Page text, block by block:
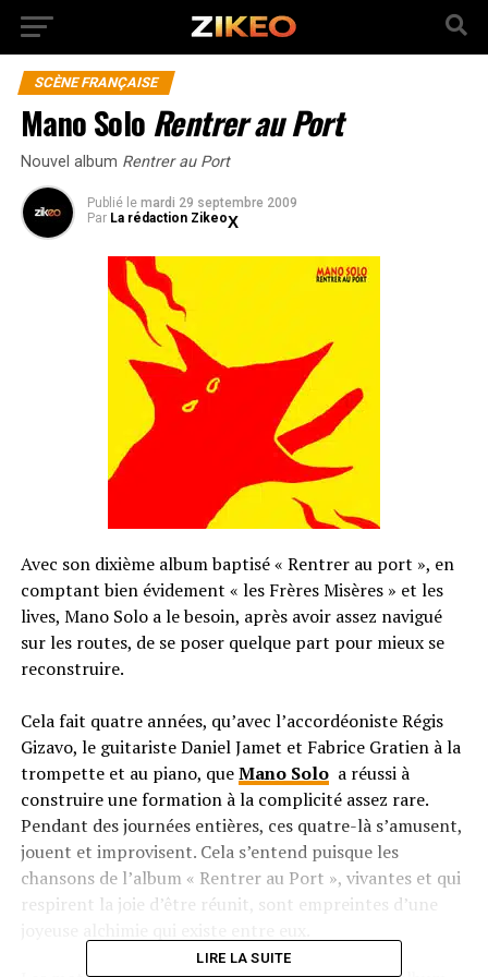
SCÈNE FRANÇAISE
Mano Solo Rentrer au Port
Nouvel album Rentrer au Port
Publié le mardi 29 septembre 2009
Par La rédaction Zikeo
Avec son dixième album baptisé « Rentrer au port », en
comptant bien évidement « les Frères Misères » et les
lives, Mano Solo a le besoin, après avoir assez navigué
sur les routes, de se poser quelque part pour mieux se
reconstruire.
Cela fait quatre années, qu’avec l’accordéoniste Régis
Gizavo, le guitariste Daniel Jamet et Fabrice Gratien à la
trompette et au piano, queMano Soloa réussi à
construire une formation à la complicité assez rare.
Pendant des journées entières, ces quatre-là s’amusent,
jouent et improvisent. Cela s’entend puisque les
chansons de l’album « Rentrer au Port », vivantes et qui
respirent la joie d’être réunit, sont empreintes d’une
LIRE LA SUITE